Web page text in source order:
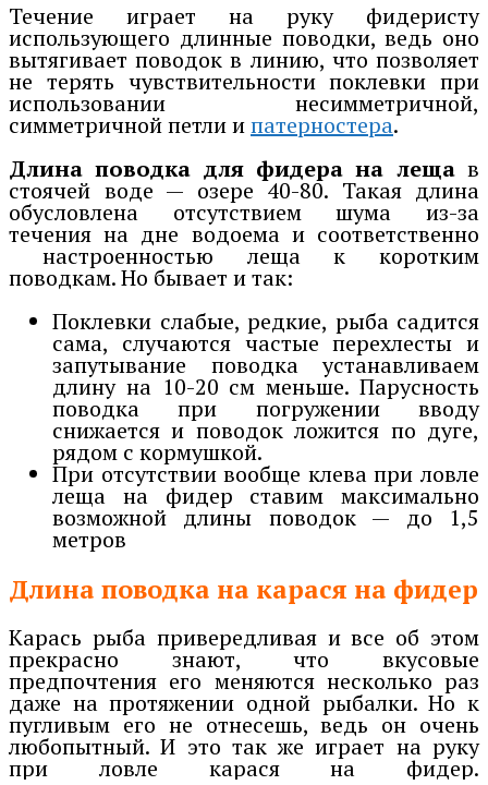
Течение играет на руку фидеристу
использующего длинные поводки, ведь оно
вытягивает поводок в линию, что позволяет
не терять чувствительности поклевки при
использовании несимметричной,
симметричной петли ипатерностера.
Длина поводка для фидера на лещав
стоячей воде — озере 40-80. Такая длина
обусловлена отсутствием шума из-за
течения на дне водоема и соответственно
настроенностью леща к коротким
поводкам. Но бывает и так:
Поклевки слабые, редкие, рыба садится
сама, случаются частые перехлесты и
запутывание поводка устанавливаем
длину на 10-20 см меньше. Парусность
поводка при погружении вводу
снижается и поводок ложится по дуге,
рядом с кормушкой.
При отсутствии вообще клева при ловле
леща на фидер ставим максимально
возможной длины поводок — до 1,5
метров
Длина поводка на карася на фидер
Карась рыба привередливая и все об этом
прекрасно знают, что вкусовые
предпочтения его меняются несколько раз
даже на протяжении одной рыбалки. Но к
пугливым его не отнесешь, ведь он очень
любопытный. И это так же играет на руку
при ловле карася на фидер.